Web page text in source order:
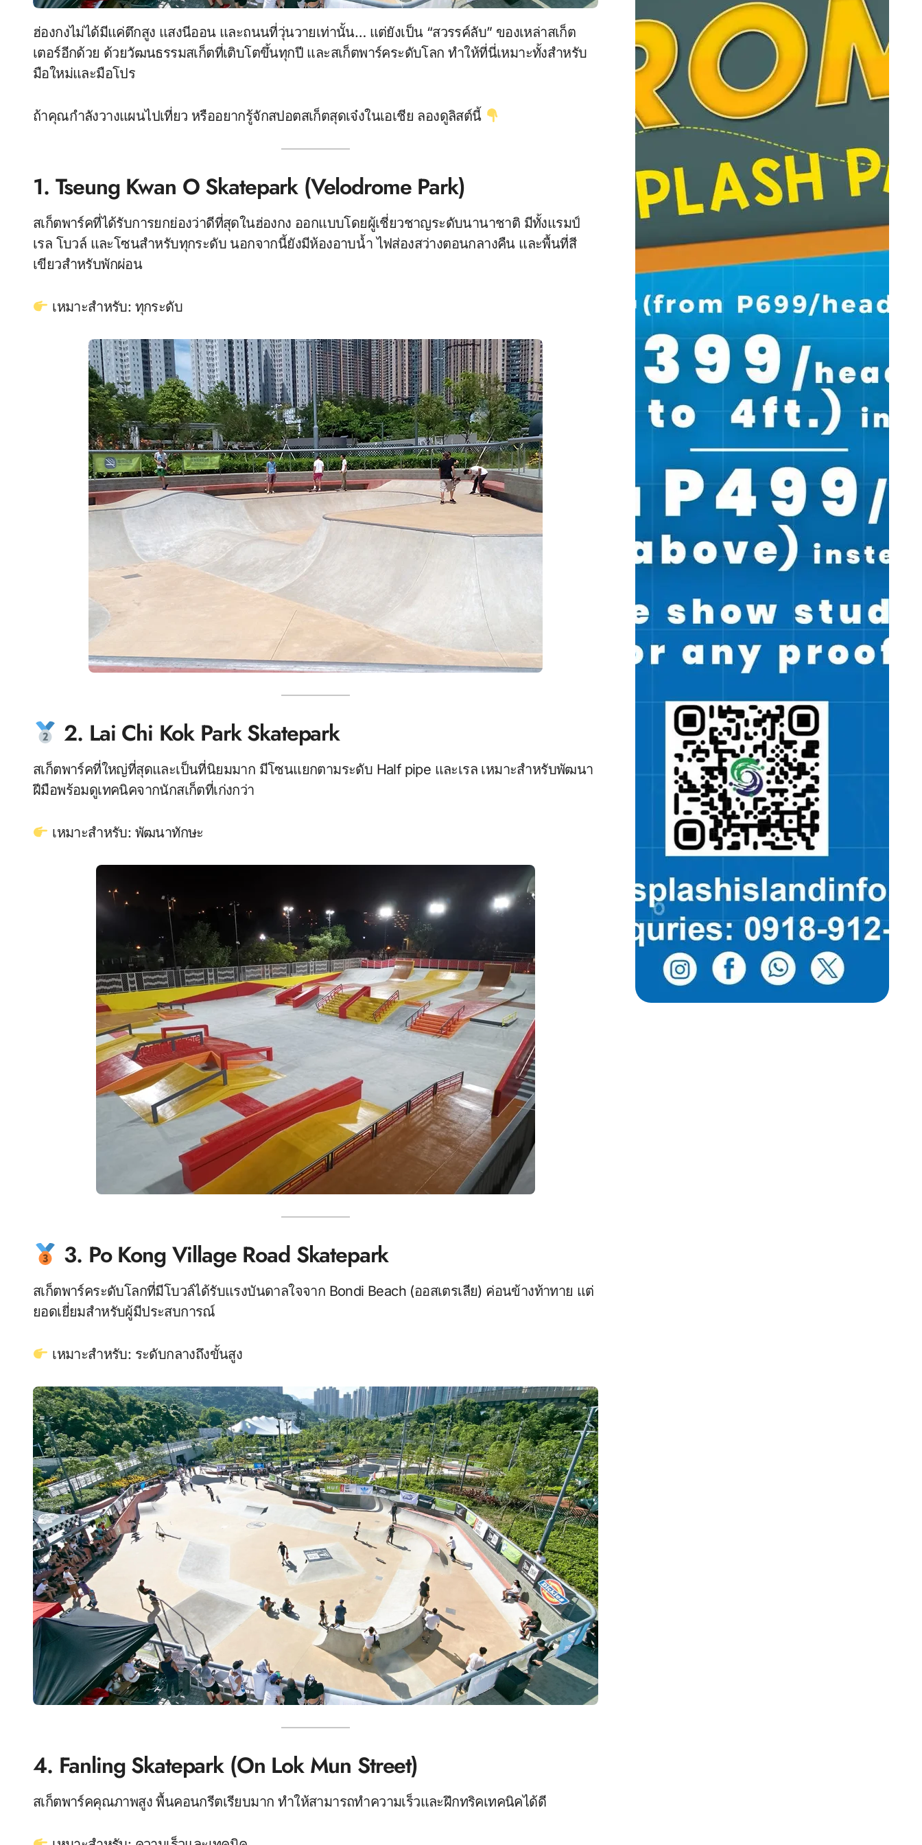
ฮ่องกงไม่ได้มีแค่ตึกสูง แสงนีออน และถนนที่วุ่นวายเท่านั้น… แต่ยังเป็น “สวรรค์ลับ” ของเหล่าสเก็ต
เตอร์อีกด้วย ด้วยวัฒนธรรมสเก็ตที่เติบโตขึ้นทุกปี และสเก็ตพาร์คระดับโลก ทำให้ที่นี่เหมาะทั้งสำหรับ
มือใหม่และมือโปร
ถ้าคุณกำลังวางแผนไปเที่ยว หรืออยากรู้จักสปอตสเก็ตสุดเจ๋งในเอเชีย ลองดูลิสต์นี้
1. Tseung Kwan O Skatepark (Velodrome Park)
สเก็ตพาร์คที่ได้รับการยกย่องว่าดีที่สุดในฮ่องกง ออกแบบโดยผู้เชี่ยวชาญระดับนานาชาติ มีทั้งแรมป์
เรล โบวล์ และโซนสำหรับทุกระดับ นอกจากนี้ยังมีห้องอาบน้ำ ไฟส่องสว่างตอนกลางคืน และพื้นที่สี
เขียวสำหรับพักผ่อน
เหมาะสำหรับ: ทุกระดับ
2. Lai Chi Kok Park Skatepark
สเก็ตพาร์คที่ใหญ่ที่สุดและเป็นที่นิยมมาก มีโซนแยกตามระดับ Half pipe และเรล เหมาะสำหรับพัฒนา
ฝีมือพร้อมดูเทคนิคจากนักสเก็ตที่เก่งกว่า
เหมาะสำหรับ: พัฒนาทักษะ
3. Po Kong Village Road Skatepark
สเก็ตพาร์คระดับโลกที่มีโบวล์ได้รับแรงบันดาลใจจาก Bondi Beach (ออสเตรเลีย) ค่อนข้างท้าทาย แต่
ยอดเยี่ยมสำหรับผู้มีประสบการณ์
เหมาะสำหรับ: ระดับกลางถึงขั้นสูง
4. Fanling Skatepark (On Lok Mun Street)
สเก็ตพาร์คคุณภาพสูง พื้นคอนกรีตเรียบมาก ทำให้สามารถทำความเร็วและฝึกทริคเทคนิคได้ดี